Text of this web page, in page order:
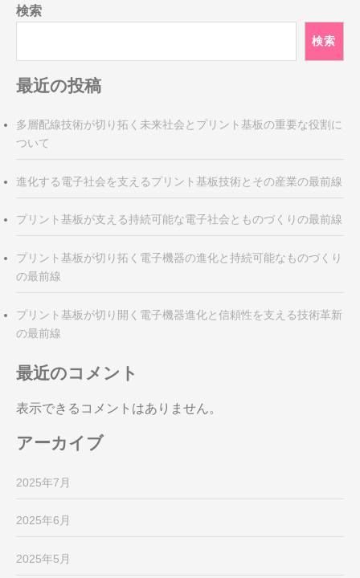
ナ
ゲ
ー
シ
ョ
ン
検索
検索
最近の投稿
多層配線技術が切り拓く未来社会とプリント基板の重要な役割に
ついて
進化する電子社会を支えるプリント基板技術とその産業の最前線
プリント基板が支える持続可能な電子社会とものづくりの最前線
プリント基板が切り拓く電子機器の進化と持続可能なものづくり
の最前線
プリント基板が切り開く電子機器進化と信頼性を支える技術革新
の最前線
最近のコメント
表示できるコメントはありません。
アーカイブ
2025年7月
2025年6月
2025年5月